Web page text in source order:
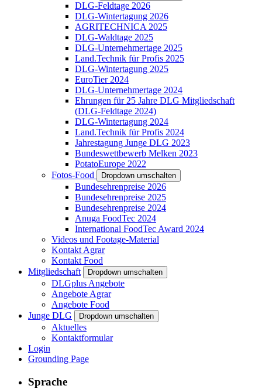
DLG-Feldtage 2026
DLG-Wintertagung 2026
AGRITECHNICA 2025
DLG-Waldtage 2025
DLG-Unternehmertage 2025
Land.Technik für Profis 2025
DLG-Wintertagung 2025
EuroTier 2024
DLG-Unternehmertage 2024
Ehrungen für 25 Jahre DLG Mitgliedschaft
(DLG-Feldtage 2024)
DLG-Wintertagung 2024
Land.Technik für Profis 2024
Jahrestagung Junge DLG 2023
Bundeswettbewerb Melken 2023
PotatoEurope 2022
Fotos-Food
Dropdown umschalten
Bundesehrenpreise 2026
Bundesehrenpreise 2025
Bundesehrenpreise 2024
Anuga FoodTec 2024
International FoodTec Award 2024
Videos und Footage-Material
Kontakt Agrar
Kontakt Food
Mitgliedschaft
Dropdown umschalten
DLGplus Angebote
Angebote Agrar
Angebote Food
Junge DLG
Dropdown umschalten
Aktuelles
Kontaktformular
Login
Grounding Page
Sprache